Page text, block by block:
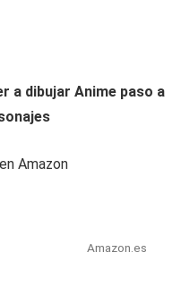
a dibujar Anime paso a
Amazon
Amazon.es